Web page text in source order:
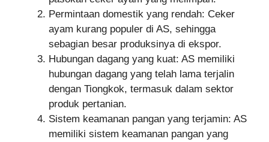
Permintaan domestik yang rendah: Ceker
ayam kurang populer di AS, sehingga
sebagian besar produksinya di ekspor.
Hubungan dagang yang kuat: AS memiliki
hubungan dagang yang telah lama terjalin
dengan Tiongkok, termasuk dalam sektor
produk pertanian.
Sistem keamanan pangan yang terjamin: AS
memiliki sistem keamanan pangan yang